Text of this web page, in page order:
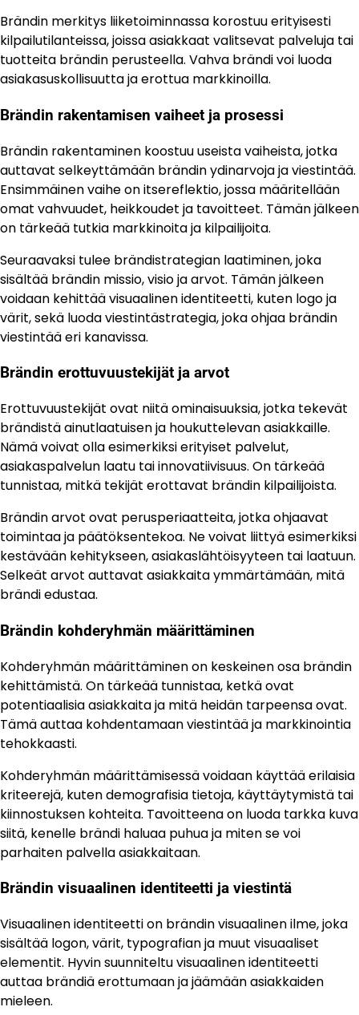
Brändin merkitys liiketoiminnassa korostuu erityisesti
kilpailutilanteissa, joissa asiakkaat valitsevat palveluja tai
tuotteita brändin perusteella. Vahva brändi voi luoda
asiakasuskollisuutta ja erottua markkinoilla.
Brändin rakentamisen vaiheet ja prosessi
Brändin rakentaminen koostuu useista vaiheista, jotka
auttavat selkeyttämään brändin ydinarvoja ja viestintää.
Ensimmäinen vaihe on itsereflektio, jossa määritellään
omat vahvuudet, heikkoudet ja tavoitteet. Tämän jälkeen
on tärkeää tutkia markkinoita ja kilpailijoita.
Seuraavaksi tulee brändistrategian laatiminen, joka
sisältää brändin missio, visio ja arvot. Tämän jälkeen
voidaan kehittää visuaalinen identiteetti, kuten logo ja
värit, sekä luoda viestintästrategia, joka ohjaa brändin
viestintää eri kanavissa.
Brändin erottuvuustekijät ja arvot
Erottuvuustekijät ovat niitä ominaisuuksia, jotka tekevät
brändistä ainutlaatuisen ja houkuttelevan asiakkaille.
Nämä voivat olla esimerkiksi erityiset palvelut,
asiakaspalvelun laatu tai innovatiivisuus. On tärkeää
tunnistaa, mitkä tekijät erottavat brändin kilpailijoista.
Brändin arvot ovat perusperiaatteita, jotka ohjaavat
toimintaa ja päätöksentekoa. Ne voivat liittyä esimerkiksi
kestävään kehitykseen, asiakaslähtöisyyteen tai laatuun.
Selkeät arvot auttavat asiakkaita ymmärtämään, mitä
brändi edustaa.
Brändin kohderyhmän määrittäminen
Kohderyhmän määrittäminen on keskeinen osa brändin
kehittämistä. On tärkeää tunnistaa, ketkä ovat
potentiaalisia asiakkaita ja mitä heidän tarpeensa ovat.
Tämä auttaa kohdentamaan viestintää ja markkinointia
tehokkaasti.
Kohderyhmän määrittämisessä voidaan käyttää erilaisia
kriteerejä, kuten demografisia tietoja, käyttäytymistä tai
kiinnostuksen kohteita. Tavoitteena on luoda tarkka kuva
siitä, kenelle brändi haluaa puhua ja miten se voi
parhaiten palvella asiakkaitaan.
Brändin visuaalinen identiteetti ja viestintä
Visuaalinen identiteetti on brändin visuaalinen ilme, joka
sisältää logon, värit, typografian ja muut visuaaliset
elementit. Hyvin suunniteltu visuaalinen identiteetti
auttaa brändiä erottumaan ja jäämään asiakkaiden
mieleen.